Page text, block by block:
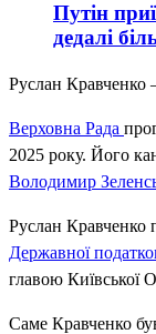
Путін
дедалі
Руслан Кравченко
Верховна Рада
2025 року. Його
Володимир
Руслан Кравченко
Державної
главою Київської
Саме Кравченко